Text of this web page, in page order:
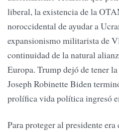
liberal, la existencia de la
noroccidental de ayudar a
expansionismo militarista de
continuidad de la natural
Europa. Trump dejó de tener
Joseph Robinette Biden
prolífica vida política ingresó
Para proteger al presidente